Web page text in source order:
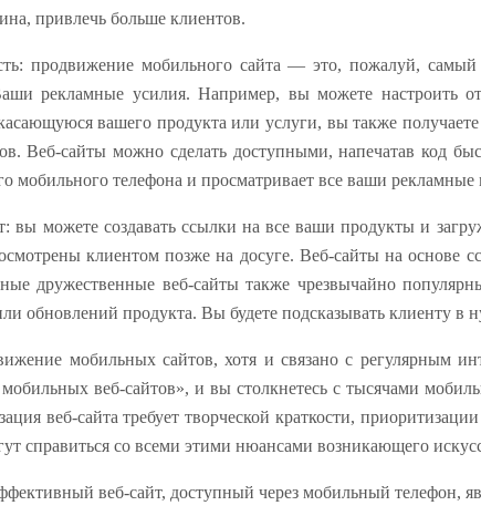
привлечь больше клиентов.
продвижение мобильного сайта — это, пожалуй,
рекламные усилия. Например, вы можете настроить
вашего продукта или услуги, вы также
Веб-сайты можно сделать доступными, напечатав код
мобильного телефона и просматривает все ваши рекламные
вы можете создавать ссылки на все ваши продукты и
клиентом позже на досуге. Веб-сайты на основе
дружественные веб-сайты также чрезвычайно
обновлений продукта. Вы будете подсказывать клиенту в
мобильных сайтов, хотя и связано с регулярным
веб-сайтов», и вы столкнетесь с тысячами
веб-сайта требует творческой краткости,
справиться со всеми этими нюансами возникающего
веб-сайт, доступный через мобильный телефон,